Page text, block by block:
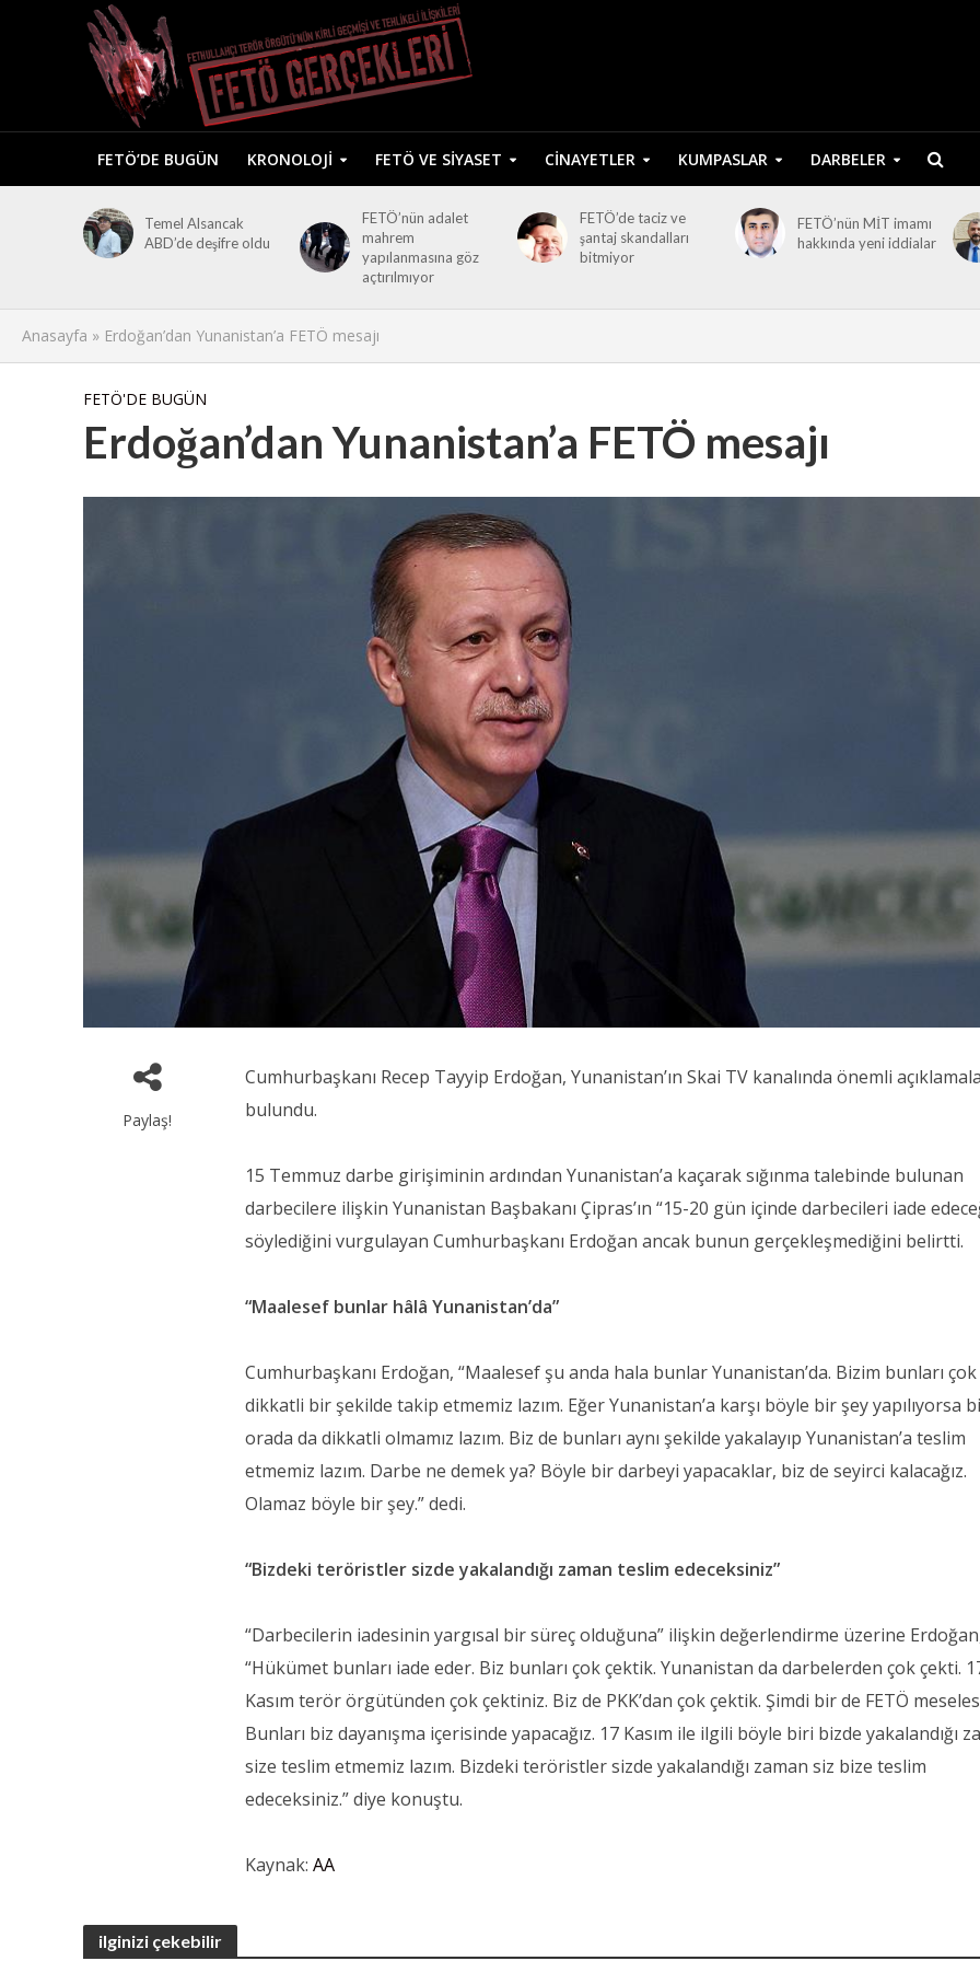
FETÖ’DE BUGÜN KRONOLOJI FETÖ VE SIYASET CINAYETLER KUMPASLAR DARBELER
Temel Alsancak
ABD’de deşifre oldu
FETÖ’nün adalet
mahrem
yapılanmasına göz
açtırılmıyor
FETÖ’de taciz ve
şantaj skandalları
bitmiyor
FETÖ’nün MİT imamı
hakkında yeni iddialar
Anasayfa » Erdoğan’dan Yunanistan’a FETÖ mesajı
FETÖ'DE BUGÜN
Erdoğan’dan Yunanistan’a FETÖ mesajı
Paylaş!
Cumhurbaşkanı Recep Tayyip Erdoğan, Yunanistan’ın Skai TV kanalında önemli
bulundu.
15 Temmuz darbe girişiminin ardından Yunanistan’a kaçarak sığınma talebinde bulunan
darbecilere ilişkin Yunanistan Başbakanı Çipras’ın “15-20 gün içinde darbecileri iade
söylediğini vurgulayan Cumhurbaşkanı Erdoğan ancak bunun gerçekleşmediğini belirtti.
“Maalesef bunlar hâlâ Yunanistan’da”
Cumhurbaşkanı Erdoğan, “Maalesef şu anda hala bunlar Yunanistan’da. Bizim bunları çok
dikkatli bir şekilde takip etmemiz lazım. Eğer Yunanistan’a karşı böyle bir şey yapılıyorsa
orada da dikkatli olmamız lazım. Biz de bunları aynı şekilde yakalayıp Yunanistan’a teslim
etmemiz lazım. Darbe ne demek ya? Böyle bir darbeyi yapacaklar, biz de seyirci kalacağız.
Olamaz böyle bir şey.” dedi.
“Bizdeki teröristler sizde yakalandığı zaman teslim edeceksiniz”
“Darbecilerin iadesinin yargısal bir süreç olduğuna” ilişkin değerlendirme üzerine
“Hükümet bunları iade eder. Biz bunları çok çektik. Yunanistan da darbelerden çok çekti.
Kasım terör örgütünden çok çektiniz. Biz de PKK’dan çok çektik. Şimdi bir de FETÖ meselesi
Bunları biz dayanışma içerisinde yapacağız. 17 Kasım ile ilgili böyle biri bizde yakalandığı
size teslim etmemiz lazım. Bizdeki teröristler sizde yakalandığı zaman siz bize teslim
edeceksiniz.” diye konuştu.
Kaynak:AA
ilginizi çekebilir